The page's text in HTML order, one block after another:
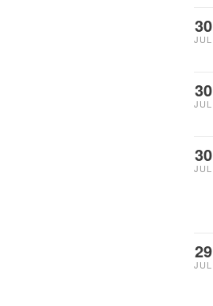
30
JUL
30
JUL
30
JUL
29
JUL